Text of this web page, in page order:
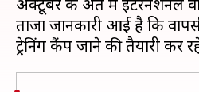
अक्टूबर के अंत में इंटरनेशनल
ताजा जानकारी आई है कि